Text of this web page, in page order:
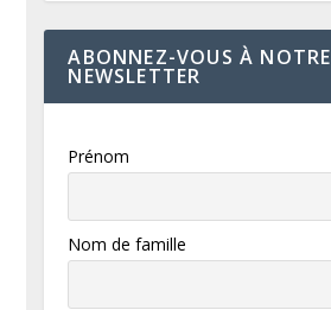
ABONNEZ-VOUS À NOTRE
NEWSLETTER
Prénom
Nom de famille